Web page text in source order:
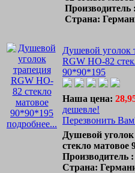
Производитель
Страна:
подробнее...
Душевой уголок
RGW HO-82
90*90*195
Наша цена:
дешевле!
Перезвонить
Душевой
стекло матовое
Производитель
Страна: